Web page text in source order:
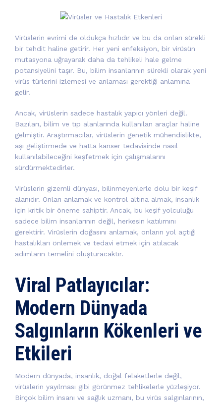
Virüslerin evrimi de oldukça hızlıdır ve bu da onları sürekli
bir tehdit haline getirir. Her yeni enfeksiyon, bir virüsün
mutasyona uğrayarak daha da tehlikeli hale gelme
potansiyelini taşır. Bu, bilim insanlarının sürekli olarak yeni
virüs türlerini izlemesi ve anlaması gerektiği anlamına
gelir.
Ancak, virüslerin sadece hastalık yapıcı yönleri değil.
Bazıları, bilim ve tıp alanlarında kullanılan araçlar haline
gelmiştir. Araştırmacılar, virüslerin genetik mühendislikte,
aşı geliştirmede ve hatta kanser tedavisinde nasıl
kullanılabileceğini keşfetmek için çalışmalarını
sürdürmektedirler.
Virüslerin gizemli dünyası, bilinmeyenlerle dolu bir keşif
alanıdır. Onları anlamak ve kontrol altına almak, insanlık
için kritik bir öneme sahiptir. Ancak, bu keşif yolculuğu
sadece bilim insanlarının değil, herkesin katılımını
gerektirir. Virüslerin doğasını anlamak, onların yol açtığı
hastalıkları önlemek ve tedavi etmek için atılacak
adımların temelini oluşturacaktır.
Viral Patlayıcılar:
Modern Dünyada
Salgınların Kökenleri ve
Etkileri
Modern dünyada, insanlık, doğal felaketlerle değil,
virüslerin yayılması gibi görünmez tehlikelerle yüzleşiyor.
Birçok bilim insanı ve sağlık uzmanı, bu virüs salgınlarının,